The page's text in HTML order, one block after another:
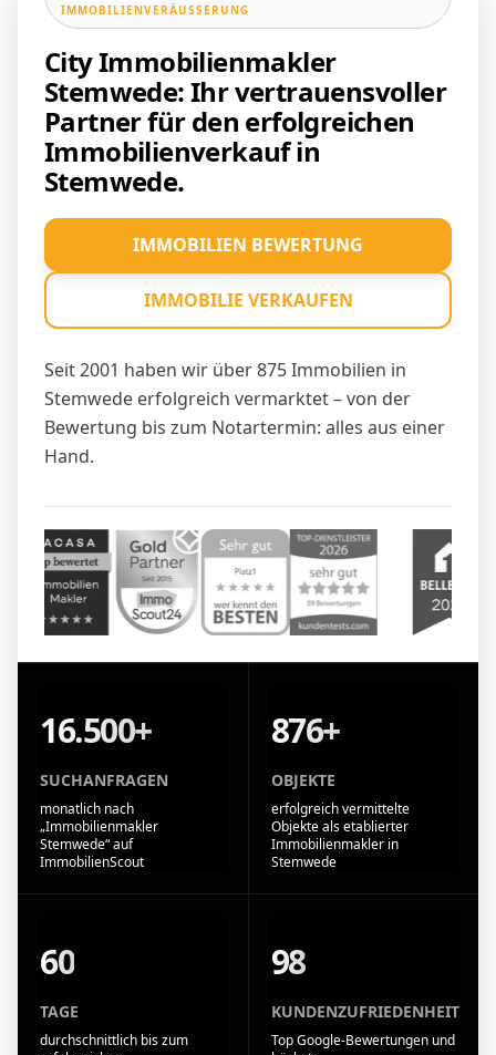
IMMOBILIENVERÄUSSERUNG
City Immobilienmakler
Stemwede: Ihr vertrauensvoller
Partner für den erfolgreichen
Immobilienverkauf in
Stemwede.
Seit 2001 haben wir über 875 Immobilien in
Stemwede erfolgreich vermarktet – von der
Bewertung bis zum Notartermin: alles aus einer
Hand.
IMMOBILIEN BEWERTUNG
IMMOBILIE VERKAUFEN
16.500+
SUCHANFRAGEN
monatlich nach
„Immobilienmakler
Stemwede“ auf
ImmobilienScout
876+
OBJEKTE
erfolgreich vermittelte
Objekte als etablierter
Immobilienmakler in
Stemwede
60
TAGE
durchschnittlich bis zum
98
KUNDENZUFRIEDENHEIT
Top Google-Bewertungen und